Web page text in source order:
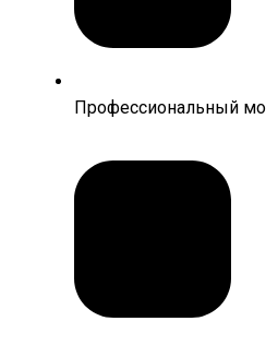
Профессиональный